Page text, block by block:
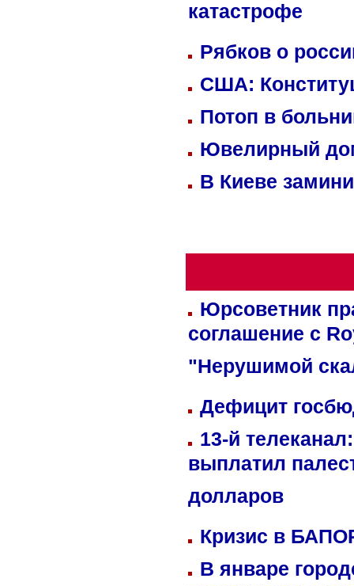
катастрофе
Рябков о
США:
Потоп в
Ювелирный
В Киеве
Юрсоветник
соглашение с
"Нерушимой
Дефицит
13-й
выплатил
долларов
Кризис в
В январе